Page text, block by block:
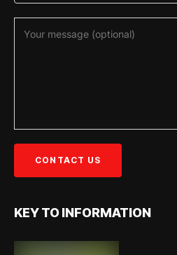
KEY TO INFORMATION